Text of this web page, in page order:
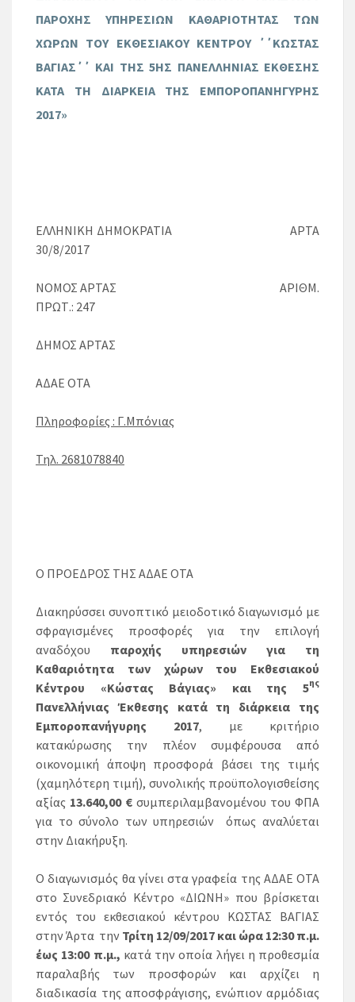
ΠΑΡΟΧΗΣ ΥΠΗΡΕΣΙΩΝ ΚΑΘΑΡΙΟΤΗΤΑΣ ΤΩΝ
ΧΩΡΩΝ ΤΟΥ ΕΚΘΕΣΙΑΚΟΥ ΚΕΝΤΡΟΥ ΄΄ΚΩΣΤΑΣ
ΒΑΓΙΑΣ΄΄ ΚΑΙ ΤΗΣ 5ΗΣ ΠΑΝΕΛΛΗΝΙΑΣ ΕΚΘΕΣΗΣ
ΚΑΤΑ ΤΗ ΔΙΑΡΚΕΙΑ ΤΗΣ ΕΜΠΟΡΟΠΑΝΗΓΥΡΗΣ
2017»
ΕΛΛΗΝΙΚΗ ΔΗΜΟΚΡΑΤΙΑ ΑΡΤΑ
30/8/2017
ΝΟΜΟΣ ΑΡΤΑΣ ΑΡΙΘΜ.
ΠΡΩΤ.: 247
ΔΗΜΟΣ ΑΡΤΑΣ
ΑΔΑΕ ΟΤΑ
Πληροφορίες : Γ.Μπόνιας
Τηλ. 2681078840
Ο ΠΡΟΕΔΡΟΣ ΤΗΣ ΑΔΑΕ ΟΤΑ
Διακηρύσσει συνοπτικό μειοδοτικό διαγωνισμό με
σφραγισμένες προσφορές για την επιλογή
αναδόχου παροχής υπηρεσιών για τη
Καθαριότητα των χώρων του Εκθεσιακού
Κέντρου «Κώστας Βάγιας» και της 5ης
Πανελλήνιας Έκθεσης κατά τη διάρκεια της
Εμποροπανήγυρης 2017, με κριτήριο
κατακύρωσης την πλέον συμφέρουσα από
οικονομική άποψη προσφορά βάσει της τιμής
(χαμηλότερη τιμή), συνολικής προϋπολογισθείσης
αξίας 13.640,00 € συμπεριλαμβανομένου του ΦΠΑ
για το σύνολο των υπηρεσιών όπως αναλύεται
στην Διακήρυξη.
Ο διαγωνισμός θα γίνει στα γραφεία της ΑΔΑΕ ΟΤΑ
στο Συνεδριακό Κέντρο «ΔΙΩΝΗ» που βρίσκεται
εντός του εκθεσιακού κέντρου ΚΩΣΤΑΣ ΒΑΓΙΑΣ
στην Άρτα την Τρίτη 12/09/2017 και ώρα 12:30 π.μ.
έως 13:00 π.μ., κατά την οποία λήγει η προθεσμία
παραλαβής των προσφορών και αρχίζει η
διαδικασία της αποσφράγισης, ενώπιον αρμόδιας